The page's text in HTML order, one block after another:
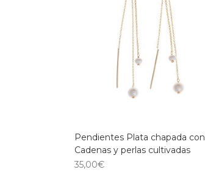
Pendientes Plata chapada con
Cadenas y perlas cultivadas
35,00€